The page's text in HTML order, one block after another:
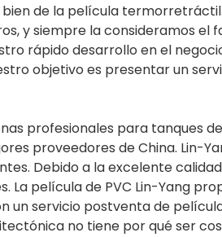
de la película
y siempre la consideramos el
rápido desarrollo en el
objetivo es presentar un
profesionales para tanques de
proveedores de China. Lin-
Debido a la excelente
película de PVC Lin-Yang
un servicio postventa de
no tiene por qué ser